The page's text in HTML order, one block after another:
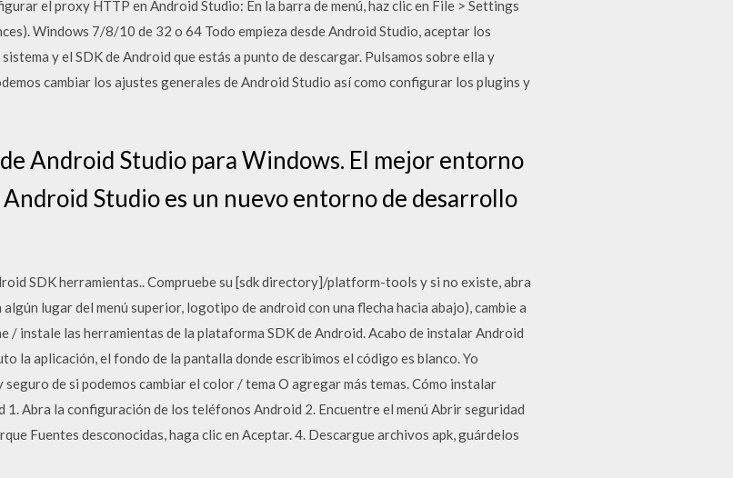
el proxy HTTP en Android Studio: En la barra de menú, haz clic en File > Settings
Windows 7/8/10 de 32 o 64 Todo empieza desde Android Studio, aceptar los
y el SDK de Android que estás a punto de descargar. Pulsamos sobre ella y
cambiar los ajustes generales de Android Studio así como configurar los plugins y
Android Studio para Windows. El mejor entorno
Studio es un nuevo entorno de desarrollo
SDK herramientas.. Compruebe su [sdk directory]/platform-tools y si no existe, abra
lugar del menú superior, logotipo de android con una flecha hacia abajo), cambie a
/ instale las herramientas de la plataforma SDK de Android. Acabo de instalar Android
la aplicación, el fondo de la pantalla donde escribimos el código es blanco. Yo
de si podemos cambiar el color / tema O agregar más temas. Cómo instalar
Abra la configuración de los teléfonos Android 2. Encuentre el menú Abrir seguridad
Fuentes desconocidas, haga clic en Aceptar. 4. Descargue archivos apk, guárdelos